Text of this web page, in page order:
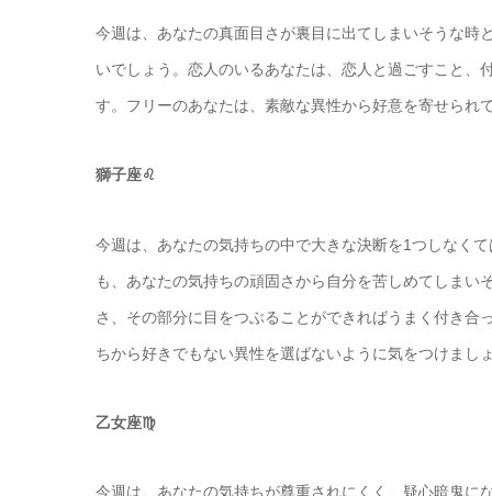
今週は、あなたの真面目さが裏目に出てしまいそうな
いでしょう。恋人のいるあなたは、恋人と過ごすこと
す。フリーのあなたは、素敵な異性から好意を寄せられ
獅子座♌️
今週は、あなたの気持ちの中で大きな決断を1つしなく
も、あなたの気持ちの頑固さから自分を苦しめてしま
さ、その部分に目をつぶることができればうまく付き
ちから好きでもない異性を選ばないように気をつけまし
乙女座♍️
今週は、あなたの気持ちが尊重されにくく、疑心暗鬼に